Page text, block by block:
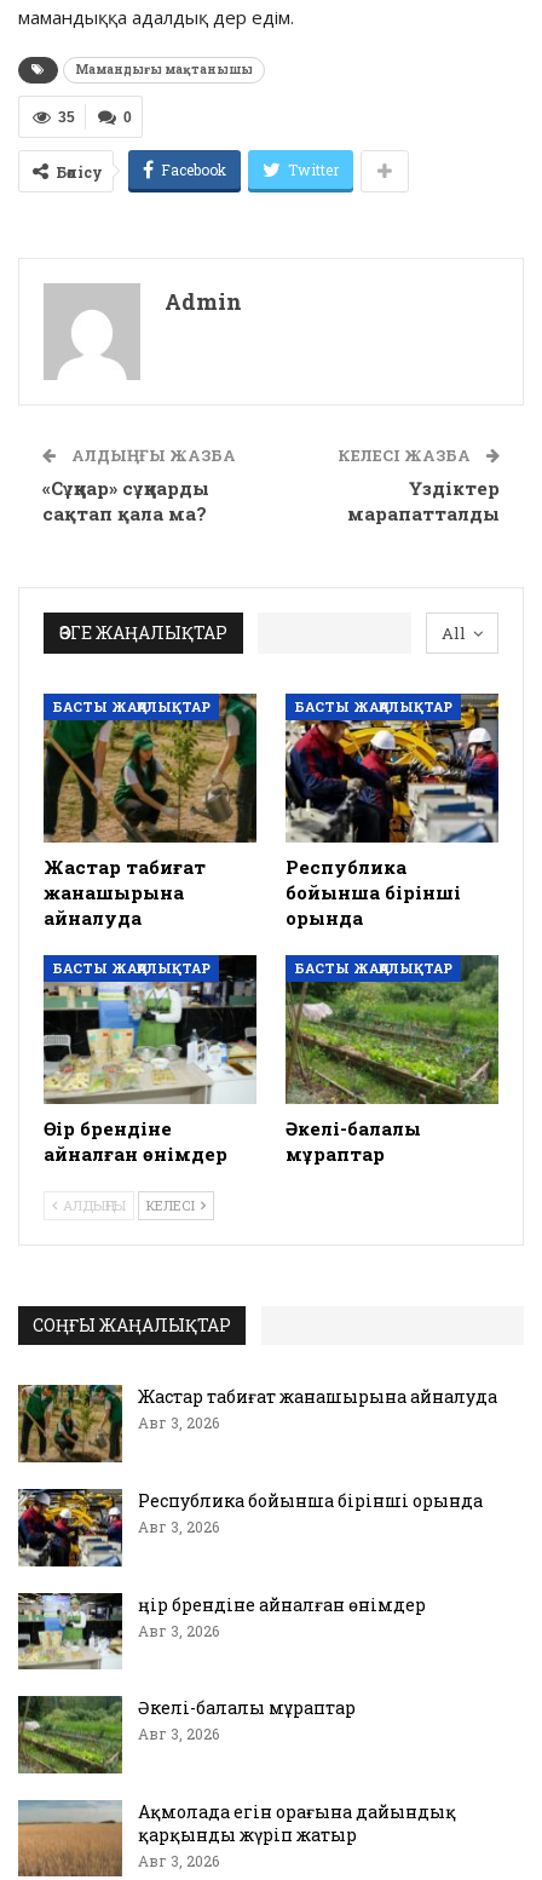
мамандыққа адалдық дер едім.
Мамандығы мақтанышы
0
35
Бөлісу Facebook Twitter
Admin
АЛДЫҢҒЫ ЖАЗБА
«Сұңқар» сұңқарды
сақтап қала ма?
КЕЛЕСІ ЖАЗБА
Үздіктер
марапатталды
All
ӨЗГЕ ЖАҢАЛЫҚТАР
БАСТЫ ЖАҢАЛЫҚТАР
Жастар табиғат
жанашырына
айналуда
БАСТЫ ЖАҢАЛЫҚТАР
Республика
бойынша бірінші
орында
БАСТЫ ЖАҢАЛЫҚТАР
Өңір брендіне
айналған өнімдер
БАСТЫ ЖАҢАЛЫҚТАР
Әкелі-балалы
мұраптар
АЛДЫҢҒЫ КЕЛЕСІ
СОҢҒЫ ЖАҢАЛЫҚТАР
Жастар табиғат жанашырына айналуда
Авг 3, 2026
Республика бойынша бірінші орында
Авг 3, 2026
Өңір брендіне айналған өнімдер
Авг 3, 2026
Әкелі-балалы мұраптар
Авг 3, 2026
Ақмолада егін орағына дайындық
қарқынды жүріп жатыр
Авг 3, 2026